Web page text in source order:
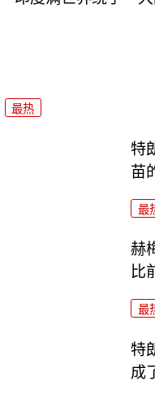
最热
特
苗
最
赫
比
最
特
成